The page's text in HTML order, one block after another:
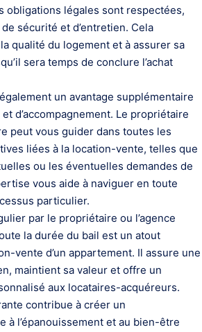
obligations légales sont respectées,
sécurité et d’entretien. Cela
qualité du logement et à assurer sa
sera temps de conclure l’achat
un avantage supplémentaire
d’accompagnement. Le propriétaire
peut vous guider dans toutes les
liées à la location-vente, telles que
ou les éventuelles demandes de
vous aide à naviguer en toute
particulier.
par le propriétaire ou l’agence
la durée du bail est un atout
vente d’un appartement. Il assure une
maintient sa valeur et offre un
aux locataires-acquéreurs.
contribue à créer un
à l’épanouissement et au bien-être